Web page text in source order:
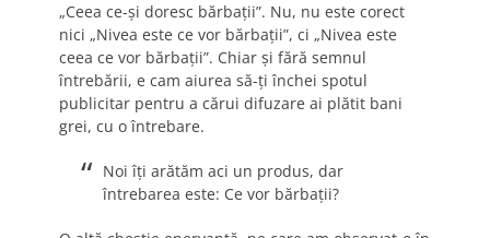
„Ceea ce-şi doresc bărbaţii”. Nu, nu este corect
nici „Nivea este ce vor bărbaţii”, ci „Nivea este
ceea ce vor bărbaţii”. Chiar şi fără semnul
întrebării, e cam aiurea să-ţi închei spotul
publicitar pentru a cărui difuzare ai plătit bani
grei, cu o întrebare.
Noi îţi arătăm aci un produs, dar
întrebarea este: Ce vor bărbaţii?